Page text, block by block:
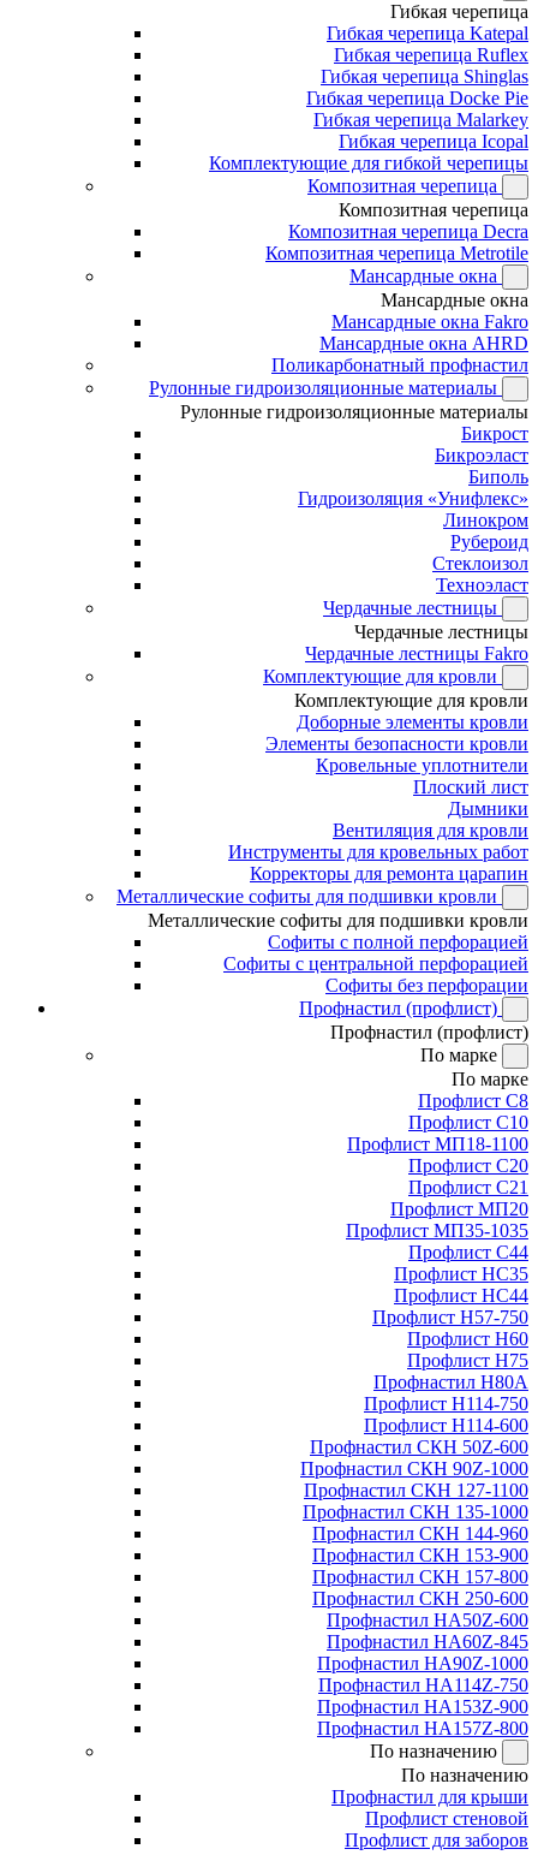
Гибкая черепица
Гибкая черепица Katepal
Гибкая черепица Ruflex
Гибкая черепица Shinglas
Гибкая черепица Docke Pie
Гибкая черепица Malarkey
Гибкая черепица Icopal
Комплектующие для гибкой черепицы
Композитная черепица
Композитная черепица
Композитная черепица Decra
Композитная черепица Metrotile
Мансардные окна
Мансардные окна
Мансардные окна Fakro
Мансардные окна AHRD
Поликарбонатный профнастил
Рулонные гидроизоляционные материалы
Рулонные гидроизоляционные материалы
Бикрост
Бикроэласт
Биполь
Гидроизоляция «Унифлекс»
Линокром
Рубероид
Стеклоизол
Техноэласт
Чердачные лестницы
Чердачные лестницы
Чердачные лестницы Fakro
Комплектующие для кровли
Комплектующие для кровли
Доборные элементы кровли
Элементы безопасности кровли
Кровельные уплотнители
Плоский лист
Дымники
Вентиляция для кровли
Инструменты для кровельных работ
Корректоры для ремонта царапин
Металлические софиты для подшивки кровли
Металлические софиты для подшивки кровли
Софиты с полной перфорацией
Софиты с центральной перфорацией
Софиты без перфорации
Профнастил (профлист)
Профнастил (профлист)
По марке
По марке
Профлист С8
Профлист С10
Профлист МП18-1100
Профлист С20
Профлист С21
Профлист МП20
Профлист МП35-1035
Профлист С44
Профлист НС35
Профлист НС44
Профлист Н57-750
Профлист Н60
Профлист Н75
Профнастил Н80А
Профлист Н114-750
Профлист Н114-600
Профнастил СКН 50Z-600
Профнастил СКН 90Z-1000
Профнастил СКН 127-1100
Профнастил СКН 135-1000
Профнастил СКН 144-960
Профнастил СКН 153-900
Профнастил СКН 157-800
Профнастил СКН 250-600
Профнастил НА50Z-600
Профнастил НА60Z-845
Профнастил НА90Z-1000
Профнастил НА114Z-750
Профнастил НА153Z-900
Профнастил НА157Z-800
По назначению
По назначению
Профнастил для крыши
Профлист стеновой
Профлист для заборов